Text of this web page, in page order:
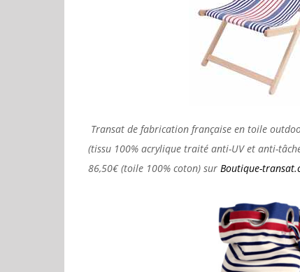
Transat de fabrication française en toile
(tissu 100% acrylique traité anti-UV et anti-
86,50€ (toile 100% coton) sur Boutique-